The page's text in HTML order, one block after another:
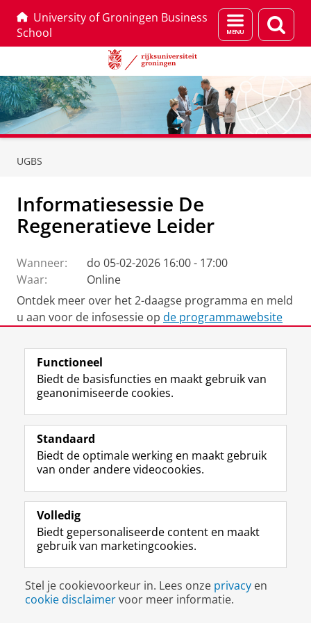
University of Groningen Business
School
Menu
en
UGBS
Informatiesessie De
Regeneratieve Leider
Wanneer:
do 05-02-2026 16:00 - 17:00
Waar:
Online
Ontdek meer over het 2-daagse programma en meld
u aan voor de infosessie op de programmawebsite
Deel dit Facebook
Uw Business Partner: Executive onderwijs (UBGS)
Uw Business Partner: Samen onderzoeken
Uw Business Partner: Werken met studenten
Faculteit Economie en Bedrijfskunde
Disclaimer & Copyright Privacy
Cookies
Inloggen
Functioneel
Biedt de basisfuncties en maakt gebruik van
geanonimiseerde cookies.
Standaard
Biedt de optimale werking en maakt gebruik
van onder andere videocookies.
Volledig
Biedt gepersonaliseerde content en maakt
gebruik van marketingcookies.
Stel je cookievoorkeur in. Lees onze privacy en
cookie disclaimervoor meer informatie.